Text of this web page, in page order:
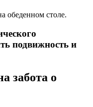
подвижность и
забота о